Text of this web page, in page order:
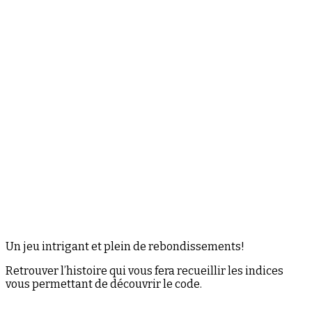
Un jeu intrigant et plein de rebondissements!
Retrouver l’histoire qui vous fera recueillir les indices
vous permettant de découvrir le code.